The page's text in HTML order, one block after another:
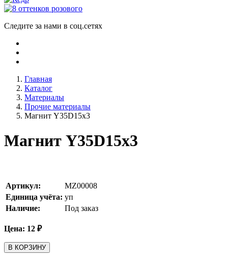
Следите за нами в соц.сетях
Главная
Каталог
Материалы
Прочие материалы
Магнит Y35D15х3
Магнит Y35D15х3
Артикул:
MZ00008
Единица учёта: уп
Наличие:
Под заказ
Цена: 12 ₽
В КОРЗИНУ